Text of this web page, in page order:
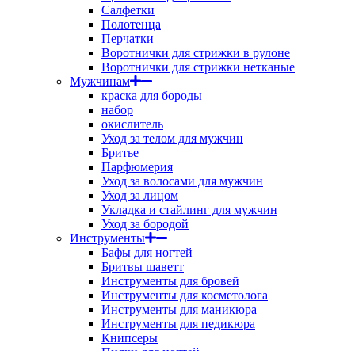
Салфетки
Полотенца
Перчатки
Воротнички для стрижки в рулоне
Воротнички для стрижки нетканые
Мужчинам
краска для бороды
набор
окислитель
Уход за телом для мужчин
Бритье
Парфюмерия
Уход за волосами для мужчин
Уход за лицом
Укладка и стайлинг для мужчин
Уход за бородой
Инструменты
Бафы для ногтей
Бритвы шаветт
Инструменты для бровей
Инструменты для косметолога
Инструменты для маникюра
Инструменты для педикюра
Книпсеры